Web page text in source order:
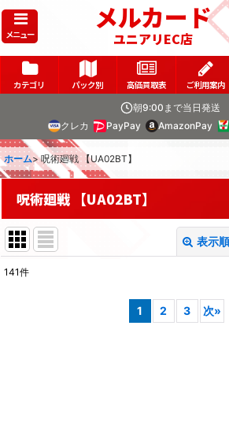
メニュー メルカード
ユニアリEC店
カテゴリ パック別 高価買取表 ご利用案内
朝9:00まで当日発送
クレカ
PayPay AmazonPay
ホーム> 呪術廻戦 【UA02BT】
呪術廻戦 【UA02BT】
表示
141件
1 2 3 次»